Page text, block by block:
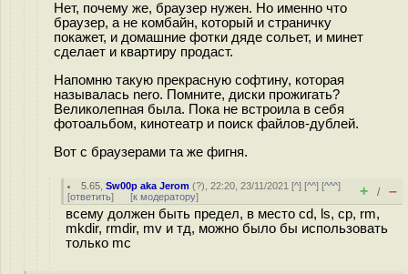
Нет, почему же, браузер нужен. Но именно что
браузер, а не комбайн, который и страничку
покажет, и домашние фотки дяде сольет, и минет
сделает и квартиру продаст.
Напомню такую прекрасную софтину, которая
называлась nero. Помните, диски прожигать?
Великолепная была. Пока не встроила в себя
фотоальбом, кинотеатр и поиск файлов-дублей.
Вот с браузерами та же фигня.
5.65 ,Sw00p aka Jerom (?), 22:20, 23/11/2021 [^] [^^] [^^^]
[ответить] [к модератору] + / –
всему должен быть предел, в место cd, ls, cp, rm,
mkdir, rmdir, mv и тд, можно было бы использовать
только mc